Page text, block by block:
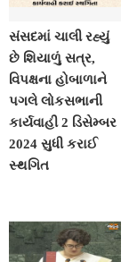
સંસદમાં ચાલી રહ્યું
છે શિયાળું સત્ર,
વિપક્ષના હોબાળાને
પગલે લોકસભાની
કાર્યવાહી 2 ડિસેમ્બર
2024 સુધી કરાઈ
સ્થગિત